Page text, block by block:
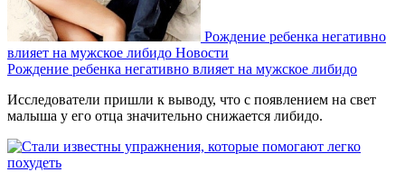
Рождение ребенка негативно
влияет на мужское либидо Новости
Рождение ребенка негативно влияет на мужское либидо
Исследователи пришли к выводу, что с появлением на свет
малыша у его отца значительно снижается либидо.